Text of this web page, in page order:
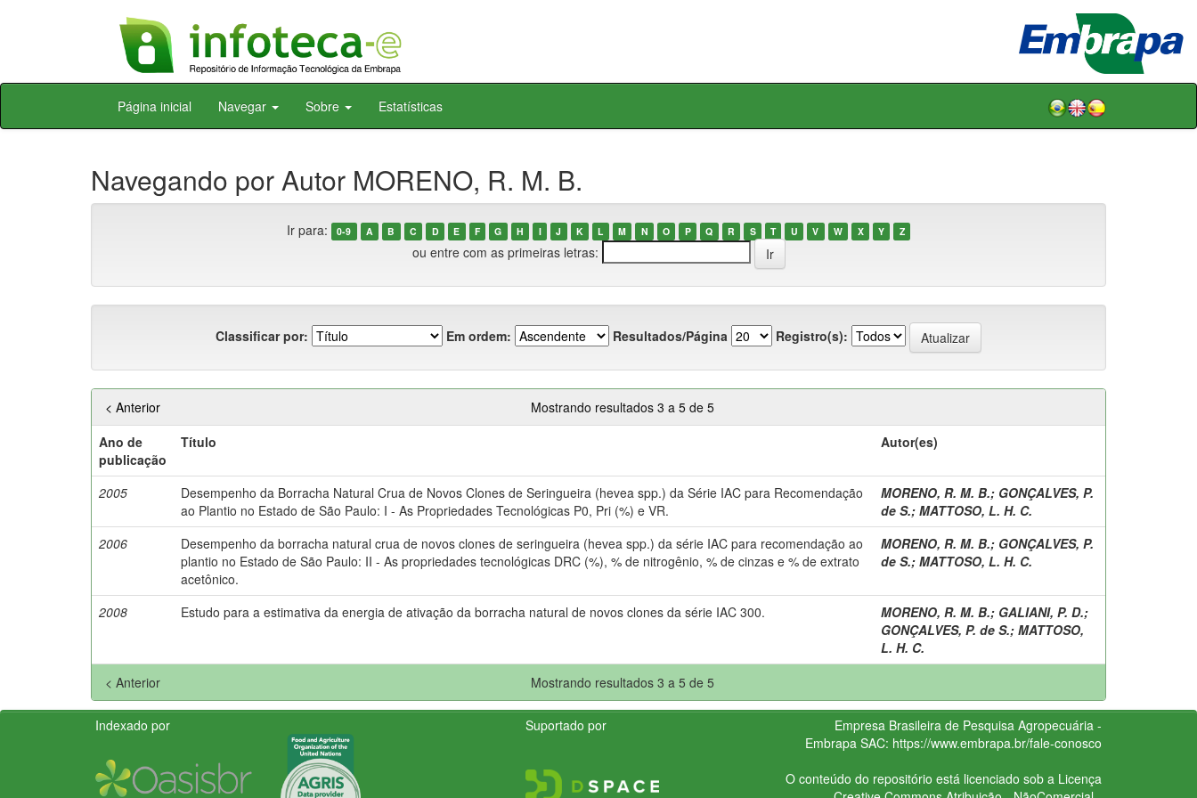
Skip
Página inicial Navegar Sobre Estatísticas
Navegando por Autor MORENO, R. M. B.
Ir para: 0-9 A B C D E F G H I J K L M N O P Q R S T U V W X Y Z
ou entre com as primeiras letras:
Classificar por: Em ordem: Resultados/Página Registro(s):
Mostrando resultados 3 a 5 de 5
< Anterior
Ano de
publicação
Título Autor(es)
2005
Desempenho da Borracha Natural Crua de Novos Clones de Seringueira (hevea spp.) da Série IAC para Recomendação
ao Plantio no Estado de São Paulo: I - As Propriedades Tecnológicas P0, Pri (%) e VR.
MORENO, R. M. B.; GONÇALVES, P.
de S.; MATTOSO, L. H. C.
2006
Desempenho da borracha natural crua de novos clones de seringueira (hevea spp.) da série IAC para recomendação ao
plantio no Estado de São Paulo: II - As propriedades tecnológicas DRC (%), % de nitrogênio, % de cinzas e % de extrato
acetônico.
MORENO, R. M. B.; GONÇALVES, P.
de S.; MATTOSO, L. H. C.
2008 Estudo para a estimativa da energia de ativação da borracha natural de novos clones da série IAC 300. MORENO, R. M. B.; GALIANI, P. D.;
GONÇALVES, P. de S.; MATTOSO,
L. H. C.
Mostrando resultados 3 a 5 de 5
< Anterior
Indexado por Suportado por
Empresa Brasileira de Pesquisa Agropecuária -
Embrapa SAC: https://www.embrapa.br/fale-conosco
O conteúdo do repositório está licenciado sob a Licença